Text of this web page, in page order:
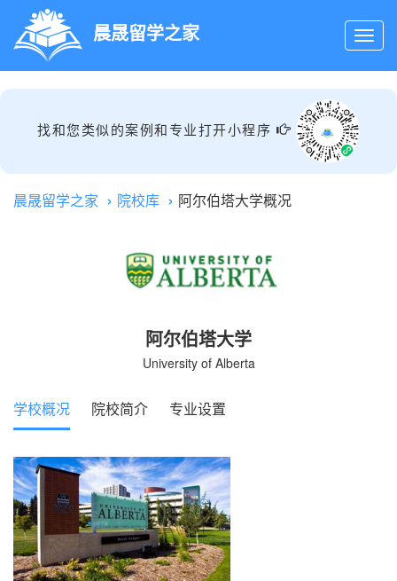
晨晟留学之家
找和您类似的案例和专业打开小程序
晨晟留学之家 院校库 阿尔伯塔大学概况
阿尔伯塔大学
University of Alberta
学校概况 院校简介 专业设置